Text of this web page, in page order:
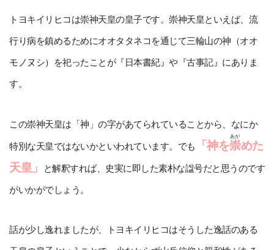
トヨキイリヒコは崇神天皇の皇子です。崇神天皇といえば、流
行り病を鎮めるためにオオタタネコを通じて三輪山の神（オオ
モノヌシ）を祀ったことが『日本書紀』や『古事記』にありま
す。
この崇神天皇は「神」の字があてられていることから、なにか
特別な天皇ではないかといわれています。でも 「神を崇
あが
めた
天皇」
と解釈すれば、史実に即した素朴な諡号だと思うのです
がいかがでしょう。
話が少し逸れましたが、トヨキイリヒコはそうした逸話のある